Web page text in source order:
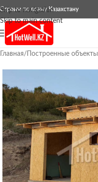
Skip to navigation
Skip to main content
Строим по всему Казахстану
Главная/ Построенные объекты